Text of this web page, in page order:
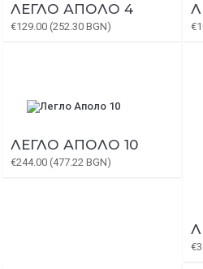
ЛЕГЛО АПОЛО 4
€129.00 (252.30 BGN)
ЛЕГЛО АПОЛО 10
€244.00 (477.22 BGN)